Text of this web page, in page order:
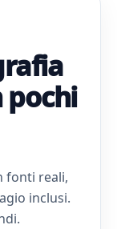
fonti reali,
inclusi.